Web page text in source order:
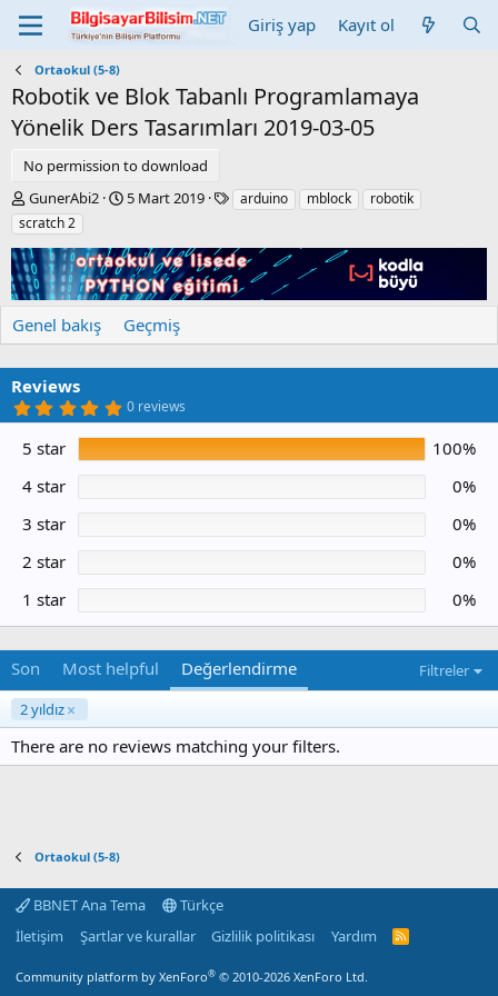
Giriş yap Kayıt ol
Ortaokul (5-8)
Robotik ve Blok Tabanlı Programlamaya
Yönelik Ders Tasarımları 2019-03-05
No permission to download
Y
a
z
a
r
GunerAbi2
C
a
t
i
o
n
t
e
5 Mart 2019
E
k
e
t
arduino mblock
robotik
scratch 2
Genel bakış Geçmiş
Reviews
5
.
0
0
y
l
d
z
0 reviews
5 star
100%
4 star
0%
3 star
0%
2 star
0%
1 star
0%
Son Most helpful Değerlendirme
Filtreler
2 yıldız
There are no reviews matching your filters.
Ortaokul (5-8)
BBNET Ana Tema
Türkçe
İletişim
Şartlar ve kurallar Gizlilik politikası Yardım
R
Community platform by XenForo® © 2010-2026 XenForo Ltd.